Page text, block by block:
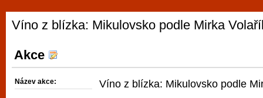
Víno z blízka: Mikulovsko podle Mirka
Akce
Název akce: Víno z blízka: Mikulovsko podle
automaty